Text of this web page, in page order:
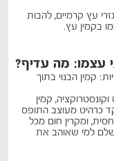
עץ קרמיים, להבות
בקמין עץ.
עצמו: מה עדיף?
קמין הבנוי בתוך
קמין
כרהיט מעוצב התופס
ומקרין חום מכל
למי שאוהב את